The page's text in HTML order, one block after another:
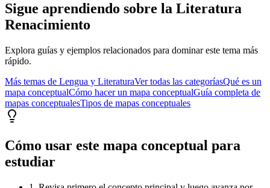
Sigue aprendiendo sobre la Literatura
Renacimiento
Explora guías y ejemplos relacionados para dominar este tema más
rápido.
Más temas de Lengua y LiteraturaVer todas las categoríasQué es un
mapa conceptualCómo hacer un mapa conceptualGuía completa de
mapas conceptualesTipos de mapas conceptuales
Cómo usar este mapa conceptual para
estudiar